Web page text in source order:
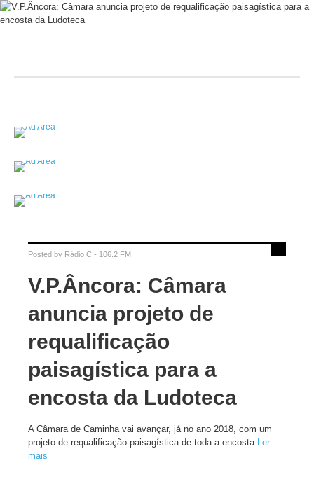
Posted by Rádio C - 106.2 FM
V.P.Âncora: Câmara
anuncia projeto de
requalificação
paisagística para a
encosta da Ludoteca
A Câmara de Caminha vai avançar, já no ano 2018, com um
projeto de requalificação paisagística de toda a encosta Ler
mais